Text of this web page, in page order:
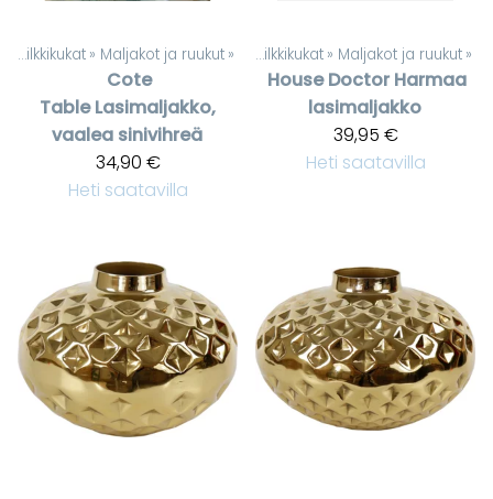
Silkkikukat ‪» Maljakot ja ruukut ‪»
Cote
Table Lasimaljakko,
vaalea sinivihreä
34,90 €
Heti saatavilla
Tuotteet Silkkikukat ‪» Maljakot ja ruukut ‪»
House Doctor Harmaa
lasimaljakko
39,95 €
Heti saatavilla